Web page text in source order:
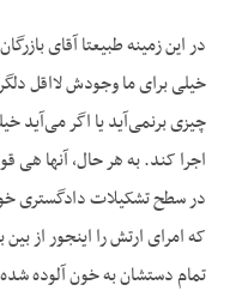
در این زمینه طبیعتا آقای
خیلی برای ما وجودش لااقل
چیزی برنمی‌آید یا اگر می‌آید
اجرا کند. به‌ هر حال، آنها
در سطح تشکیلات دادگستری
که امرای ارتش را اینجور از
تمام دستشان به خون آلوده